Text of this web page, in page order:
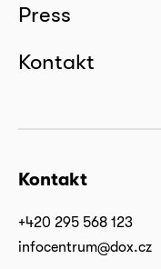
Press
Kontakt
Kontakt
+420 295 568 123
infocentrum@dox.cz